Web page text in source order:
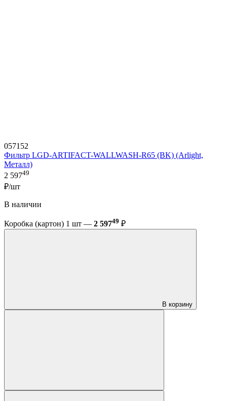
057152
Фильтр LGD-ARTIFACT-WALLWASH-R65 (BK) (Arlight,
Металл)
2 59749
₽/шт
В наличии
Коробка (картон) 1 шт — 2 59749 ₽
В корзину